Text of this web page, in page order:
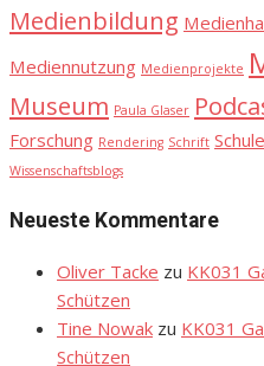
Medienbildung
Mediennutzung Medienprojekte
Museum Paula Glaser
Forschung Rendering Schrift Schule
Wissenschaftsblogs
Neueste Kommentare
Oliver Tacke zu KK031
Schützen
Tine Nowak zu KK031
Schützen